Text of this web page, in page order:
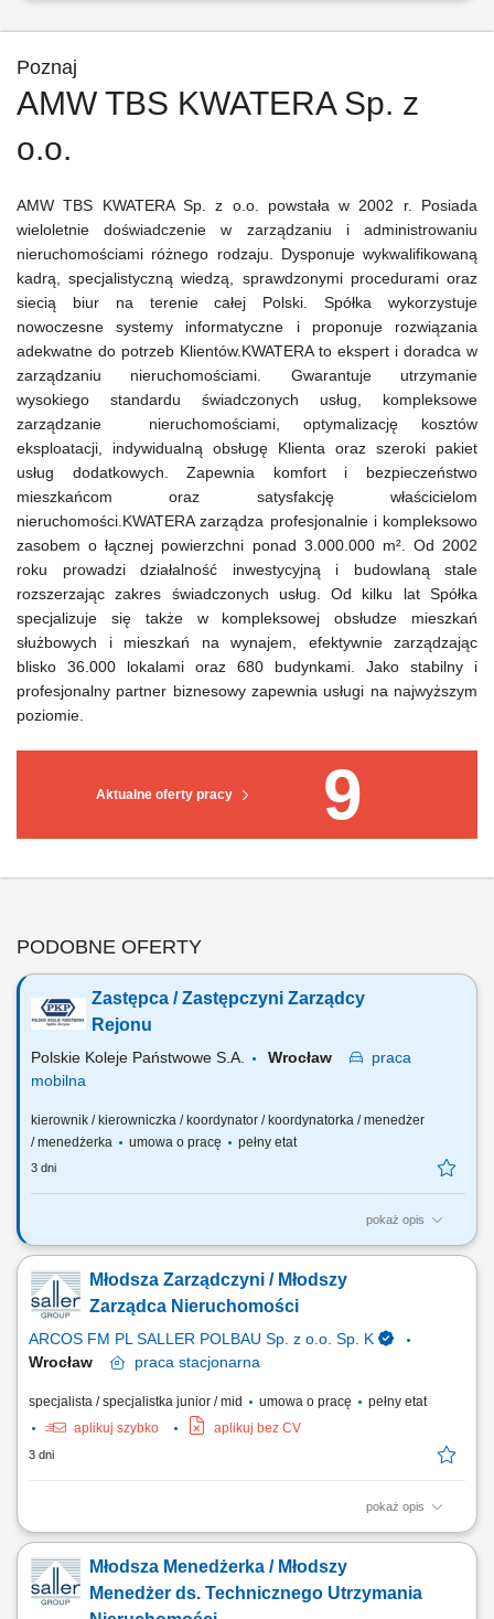
Poznaj
AMW TBS KWATERA Sp. z
o.o.
Aktualne oferty pracy 9
AMW TBS KWATERA Sp. z o.o. powstała w 2002 r. Posiada
wieloletnie doświadczenie w zarządzaniu i administrowaniu
nieruchomościami różnego rodzaju. Dysponuje wykwalifikowaną
kadrą, specjalistyczną wiedzą, sprawdzonymi procedurami oraz
siecią biur na terenie całej Polski. Spółka wykorzystuje
nowoczesne systemy informatyczne i proponuje rozwiązania
adekwatne do potrzeb Klientów.KWATERA to ekspert i doradca w
zarządzaniu nieruchomościami. Gwarantuje utrzymanie
wysokiego standardu świadczonych usług, kompleksowe
zarządzanie nieruchomościami, optymalizację kosztów
eksploatacji, indywidualną obsługę Klienta oraz szeroki pakiet
usług dodatkowych. Zapewnia komfort i bezpieczeństwo
mieszkańcom oraz satysfakcję właścicielom
nieruchomości. KWATERA zarządza profesjonalnie i kompleksowo
zasobem o łącznej powierzchni ponad 3.000.000 m². Od 2002
roku prowadzi działalność inwestycyjną i budowlaną stale
rozszerzając zakres świadczonych usług. Od kilku lat Spółka
specjalizuje się także w kompleksowej obsłudze mieszkań
służbowych i mieszkań na wynajem, efektywnie zarządzając
blisko 36.000 lokalami oraz 680 budynkami. Jako stabilny i
profesjonalny partner biznesowy zapewnia usługi na najwyższym
poziomie.
PODOBNE OFERTY
Zastępca / Zastępczyni Zarządcy
Rejonu
Polskie Koleje Państwowe S.A. Wrocław
praca
mobilna
kierownik / kierowniczka / koordynator / koordynatorka / menedżer
/ menedżerka
umowa o pracę pełny etat
3 dni
pokaż opis
Na tym stanowisku odpowiedzialny będziesz za: Inicjowanie działań w
wniosków dla zapewnienia efektywnego zagospodarowania
nieruchomości i powierzchni w podległych nieruchomościach;
Sprawowanie nadzoru nad realizacją umów oraz...
Młodsza Zarządczyni / Młodszy
Zarządca Nieruchomości
ARCOS FM PL SALLER POLBAU Sp. z o.o. Sp. K
Wrocław
praca stacjonarna
specjalista / specjalistka junior / mid umowa o pracę
pełny etat
aplikuj szybko
aplikuj bez CV
3 dni
pokaż opis
Zakres obowiązków: zarządzanie powierzonymi nieruchomościami
instalacji; koordynacja prac serwisowych, remontowych i
modernizacyjnych; prowadzenie procesów ofertowych i współpraca z
wykonawcami; kontrola jakości realizowanych...
Młodsza Menedżerka / Młodszy
Menedżer ds. Technicznego Utrzymania